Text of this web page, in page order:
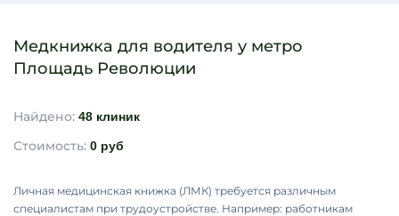
Медкнижка для водителя у метро
Площадь Революции
Найдено: 48 клиник
Стоимость: 0 руб
Личная медицинская книжка (ЛМК) требуется различным
специалистам при трудоустройстве. Например: работникам